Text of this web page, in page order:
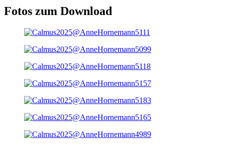
Fotos zum Download